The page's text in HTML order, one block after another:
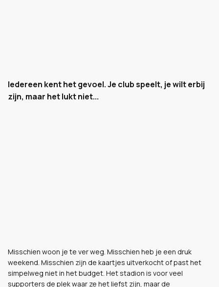
Iedereen kent het gevoel. Je club speelt, je wilt erbij
zijn, maar het lukt niet...
Misschien woon je te ver weg. Misschien heb je een druk
weekend. Misschien zijn de kaartjes uitverkocht of past het
simpelweg niet in het budget. Het stadion is voor veel
supporters de plek waar ze het liefst zijn, maar de